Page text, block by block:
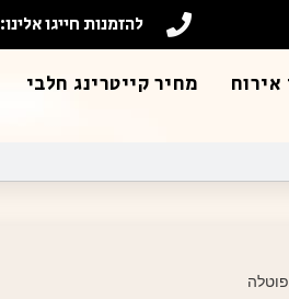
להזמנות חייגו אלינו: 052-9709857
מחיר קייטרינג חלבי